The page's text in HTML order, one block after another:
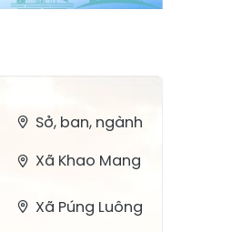
Sở, ban, ngành
Xã Khao Mang
Xã Púng Luông